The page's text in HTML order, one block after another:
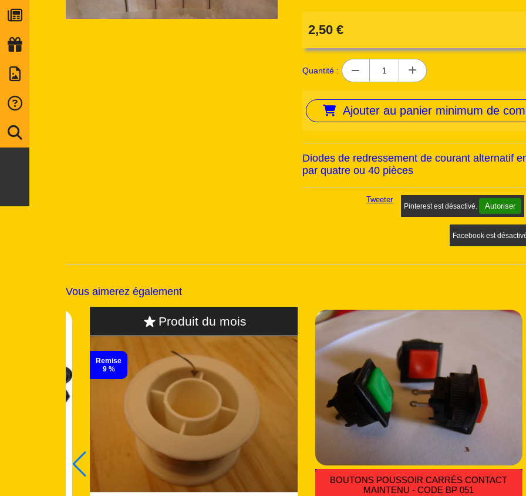
2,50 €
Quantité :
Ajouter au panier minimum de
Diodes de redressement de courant alternatif
par quatre ou 40 pièces
Tweeter
Pinterest est désactivé. Autoriser
Facebook est
Vous aimerez également
BOUTONS POUSSOIR CARRÉS CONTACT
MAINTENU - CODE BP 051